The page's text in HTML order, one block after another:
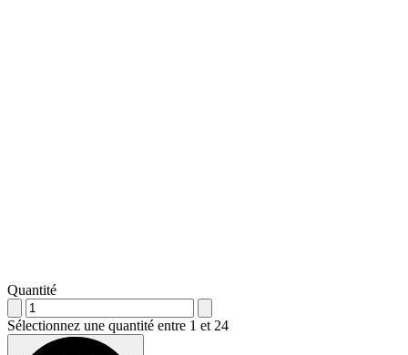
Quantité
Sélectionnez une quantité entre 1 et 24